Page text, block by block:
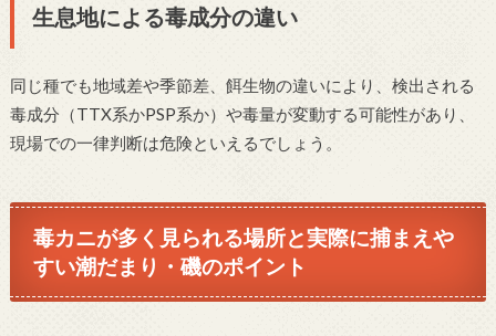
生息地による毒成分の違い
同じ種でも地域差や季節差、餌生物の違いにより、検出される
毒成分（TTX系かPSP系か）や毒量が変動する可能性があり、
現場での一律判断は危険といえるでしょう。
毒カニが多く見られる場所と実際に捕まえや
すい潮だまり・磯のポイント